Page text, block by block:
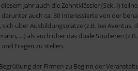
Jahr auch die Zehntklässler (Sek. I)
auch ca. 30 Interessierte von der
über Ausbildungsplätze (z.B. bei Aventus,
…) als auch über das duale Studieren
Fragen zu stellen.
der Firmen zu Beginn der